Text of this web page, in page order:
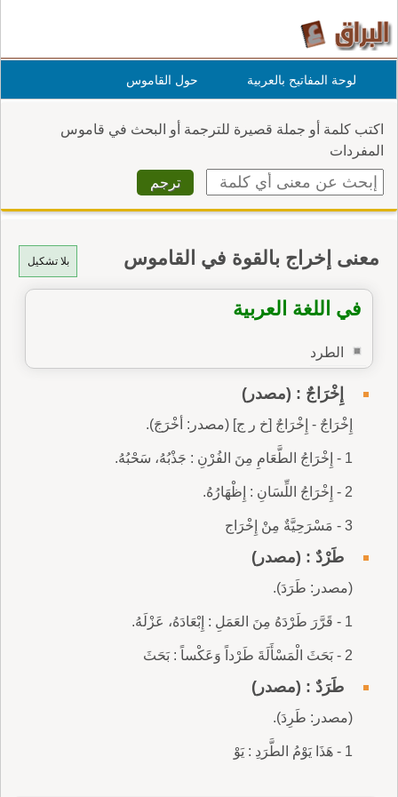
لوحة المفاتيح بالعربية حول القاموس
اكتب كلمة أو جملة قصيرة للترجمة أو البحث في قاموس
المفردات
بلا تشكيل معنى إخراج بالقوة في القاموس
في اللغة العربية
الطرد
إِخْرَاجٌ : (مصدر)
إِخْرَاجٌ - إِخْرَاجٌ [خ ر ج] (مصدر: أخْرَجَ).
1 - إِخْرَاجُ الطَّعَامِ مِنَ الفُرْنِ : جَذْبُهُ، سَحْبُهُ.
2 - إِخْرَاجُ اللِّسَانِ : إِظْهَارُهُ.
3 - مَسْرَحِيَّةٌ مِنْ إِخْرَاج
طَرْدٌ : (مصدر)
(مصدر: طَرَدَ).
1 - قَرَّرَ طَرْدَهُ مِنَ العَمَلِ : إِبْعَادَهُ، عَزْلَهُ.
2 - بَحَثَ الْمَسْأَلَةَ طَرْداً وَعَكْساً : بَحَثَ
طَرَدٌ : (مصدر)
(مصدر: طَرِدَ).
1 - هَذَا يَوْمُ الطَّرَدِ : يَوْ